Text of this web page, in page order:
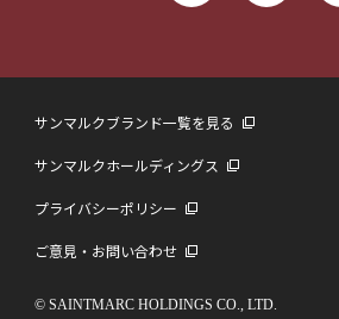
サンマルクブランド一覧を見る
サンマルクホールディングス
プライバシーポリシー
ご意見・お問い合わせ
© SAINTMARC HOLDINGS CO., LTD.